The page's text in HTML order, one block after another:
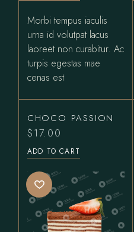
Morbi tempus iaculis
urna id volutpat lacus
laoreet non curabitur. Ac
turpis egestas mae
cenas est
CHOCO PASSION
$17.00
ADD TO CART